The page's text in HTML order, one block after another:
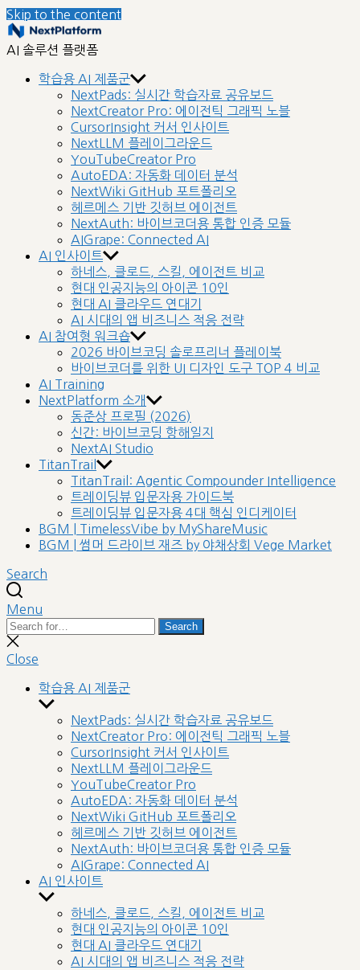
Skip to the content
AI 솔루션 플랫폼
학습용 AI 제품군
NextPads: 실시간 학습자료 공유보드
NextCreator Pro: 에이전틱 그래픽 노블
CursorInsight 커서 인사이트
NextLLM 플레이그라운드
YouTubeCreator Pro
AutoEDA: 자동화 데이터 분석
NextWiki GitHub 포트폴리오
헤르메스 기반 깃허브 에이전트
NextAuth: 바이브코더용 통합 인증 모듈
AIGrape: Connected AI
AI 인사이트
하네스, 클로드, 스킬, 에이전트 비교
현대 인공지능의 아이콘 10인
현대 AI 클라우드 연대기
AI 시대의 앱 비즈니스 적응 전략
AI 참여형 워크숍
2026 바이브코딩 솔로프리너 플레이북
바이브코더를 위한 UI 디자인 도구 TOP 4 비교
AI Training
NextPlatform 소개
동준상 프로필 (2026)
신간: 바이브코딩 항해일지
NextAI Studio
TitanTrail
TitanTrail: Agentic Compounder Intelligence
트레이딩뷰 입문자용 가이드북
트레이딩뷰 입문자용 4대 핵심 인디케이터
BGM | TimelessVibe by MyShareMusic
BGM | 썸머 드라이브 재즈 by 야채상회 Vege Market
Search
Menu
Search
for:
Search
Close
search
Close
학습용 AI 제품군
Show
sub
menu
NextPads: 실시간 학습자료 공유보드
NextCreator Pro: 에이전틱 그래픽 노블
CursorInsight 커서 인사이트
NextLLM 플레이그라운드
YouTubeCreator Pro
AutoEDA: 자동화 데이터 분석
NextWiki GitHub 포트폴리오
헤르메스 기반 깃허브 에이전트
NextAuth: 바이브코더용 통합 인증 모듈
AIGrape: Connected AI
AI 인사이트
Show
sub
menu
하네스, 클로드, 스킬, 에이전트 비교
현대 인공지능의 아이콘 10인
현대 AI 클라우드 연대기
AI 시대의 앱 비즈니스 적응 전략